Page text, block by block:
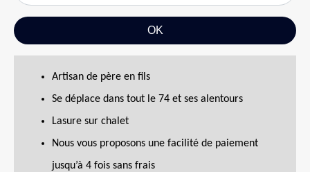
Artisan de père en fils
Se déplace dans tout le 74 et ses alentours
Lasure sur chalet
Nous vous proposons une facilité de paiement
jusqu’à 4 fois sans frais